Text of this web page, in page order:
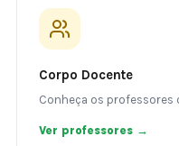
Corpo Docente
Conheça os professores
Ver professores →